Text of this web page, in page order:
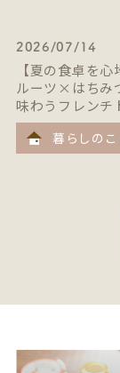
2026/07/14
【夏の食卓を
ルーツ×はちみ
味わうフレンチ
暮らしのこ